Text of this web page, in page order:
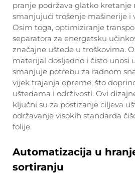
pranje podržava glatko kretanje
smanjujući trošenje mašinerije i
Osim toga, optimiziranje
separatora za energetsku
značajne uštede u troškovima.
materijal dosljedno i čisto unosi
smanjuje potrebu za radnom
vijek trajanja opreme, što
uštedama i održivosti. Ovi
ključni su za postizanje ciljeva
održavanje visokih standarda
folije.
Automatizacija u
sortiranju